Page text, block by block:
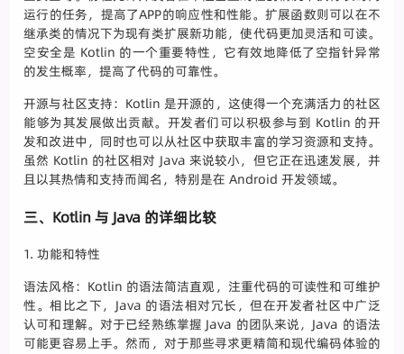
运行的任务，提高了APP的响应性和性能。扩展函数则可以在不
继承类的情况下为现有类扩展新功能，使代码更加灵活和可读。
空安全是 Kotlin 的一个重要特性，它有效地降低了空指针异常
的发生概率，提高了代码的可靠性。
开源与社区支持：Kotlin 是开源的，这使得一个充满活力的社区
能够为其发展做出贡献。开发者们可以积极参与到 Kotlin 的开
发和改进中，同时也可以从社区中获取丰富的学习资源和支持。
虽然 Kotlin 的社区相对 Java 来说较小，但它正在迅速发展，并
且以其热情和支持而闻名，特别是在 Android 开发领域。
三、Kotlin 与 Java 的详细比较
1. 功能和特性
语法风格：Kotlin 的语法简洁直观，注重代码的可读性和可维护
性。相比之下，Java 的语法相对冗长，但在开发者社区中广泛
认可和理解。对于已经熟练掌握 Java 的团队来说，Java 的语法
可能更容易上手。然而，对于那些寻求更精简和现代编码体验的